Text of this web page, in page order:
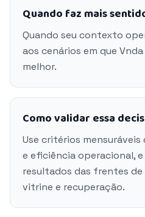
Quando faz mais
Quando seu contexto
aos cenários em que
melhor.
Como validar essa
Use critérios
e eficiência operacional,
resultados das frentes
vitrine e recuperação.